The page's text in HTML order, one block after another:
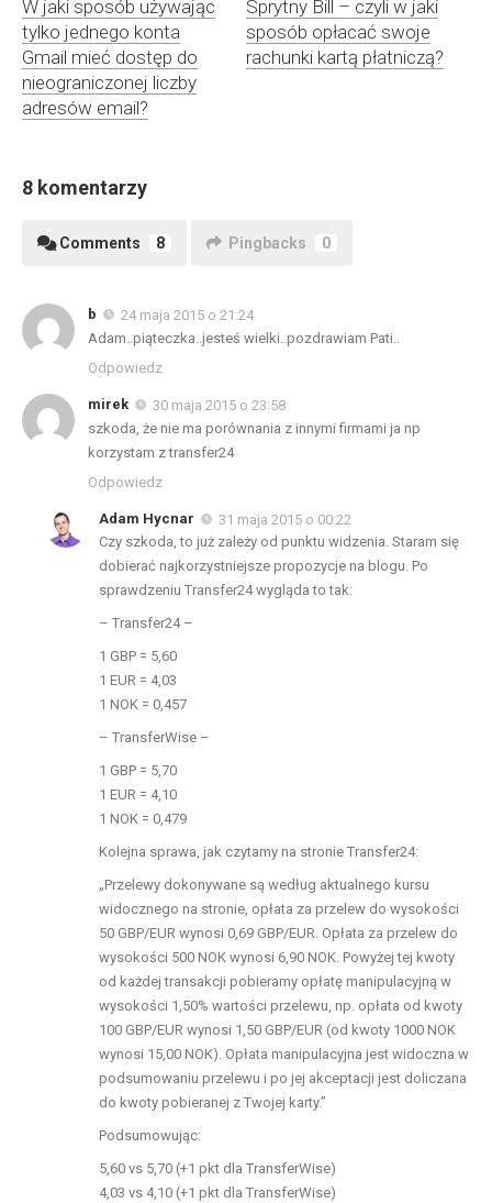
W jaki sposób używając
tylko jednego konta
Gmail mieć dostęp do
nieograniczonej liczby
adresów email?
Sprytny Bill – czyli w jaki
sposób opłacać swoje
rachunki kartą płatniczą?
8 komentarzy
Comments 8 Pingbacks 0
b
24 maja 2015 o 21:24
Adam..piąteczka..jesteś wielki..pozdrawiam Pati..
Odpowiedz
mirek
30 maja 2015 o 23:58
szkoda, że nie ma porównania z innymi firmami ja np
korzystam z transfer24
Odpowiedz
Adam Hycnar
31 maja 2015 o 00:22
Czy szkoda, to już zależy od punktu widzenia. Staram się
dobierać najkorzystniejsze propozycje na blogu. Po
sprawdzeniu Transfer24 wygląda to tak:
– Transfer24 –
1 GBP = 5,60
1 EUR = 4,03
1 NOK = 0,457
– TransferWise –
1 GBP = 5,70
1 EUR = 4,10
1 NOK = 0,479
Kolejna sprawa, jak czytamy na stronie Transfer24:
„Przelewy dokonywane są według aktualnego kursu
widocznego na stronie, opłata za przelew do wysokości
50 GBP/EUR wynosi 0,69 GBP/EUR. Opłata za przelew do
wysokości 500 NOK wynosi 6,90 NOK. Powyżej tej kwoty
od każdej transakcji pobieramy opłatę manipulacyjną w
wysokości 1,50% wartości przelewu, np. opłata od kwoty
100 GBP/EUR wynosi 1,50 GBP/EUR (od kwoty 1000 NOK
wynosi 15,00 NOK). Opłata manipulacyjna jest widoczna w
podsumowaniu przelewu i po jej akceptacji jest doliczana
do kwoty pobieranej z Twojej karty.”
Podsumowując:
5,60 vs 5,70 (+1 pkt dla TransferWise)
4,03 vs 4,10 (+1 pkt dla TransferWise)